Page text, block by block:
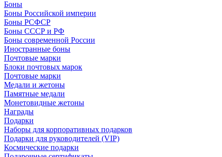
Боны
Боны Российской империи
Боны РСФСР
Боны СССР и РФ
Боны современной России
Иностранные боны
Почтовые марки
Блоки почтовых марок
Почтовые марки
Медали и жетоны
Памятные медали
Монетовидные жетоны
Награды
Подарки
Наборы для корпоративных подарков
Подарки для руководителей (VIP)
Космические подарки